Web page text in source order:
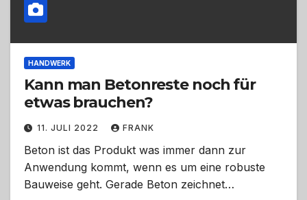
HANDWERK
Kann man Betonreste noch für
etwas brauchen?
11. JULI 2022 FRANK
Beton ist das Produkt was immer dann zur
Anwendung kommt, wenn es um eine robuste
Bauweise geht. Gerade Beton zeichnet…